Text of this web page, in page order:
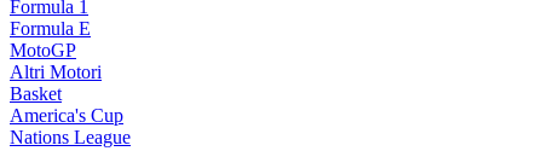
Formula 1
Formula E
MotoGP
Altri Motori
Basket
America's Cup
Nations League